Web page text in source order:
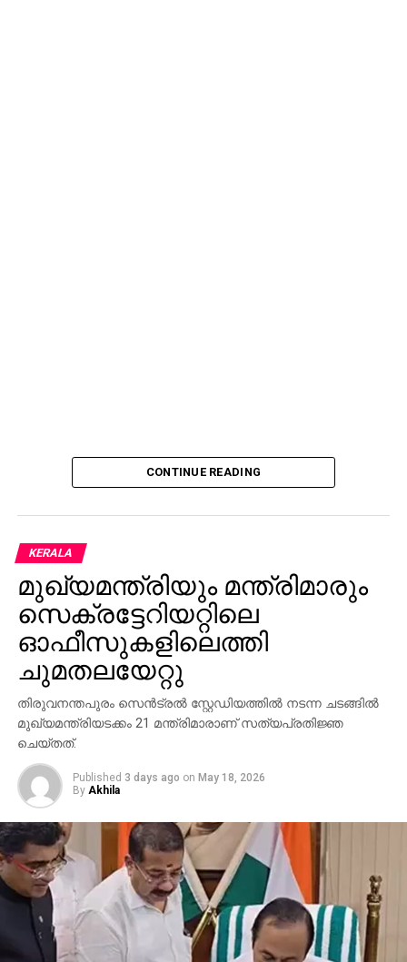
CONTINUE READING
KERALA
മുഖ്യമന്ത്രിയും മന്ത്രിമാരും
സെക്രട്ടേറിയറ്റിലെ
ഓഫീസുകളിലെത്തി
ചുമതലയേറ്റു
തിരുവനന്തപുരം സെന്‍ട്രല്‍ സ്റ്റേഡിയത്തില്‍ നടന്ന ചടങ്ങില്‍
മുഖ്യമന്ത്രിയടക്കം 21 മന്ത്രിമാരാണ് സത്യപ്രതിജ്ഞ
ചെയ്തത്.
Published 3 days ago on May 18, 2026
By Akhila